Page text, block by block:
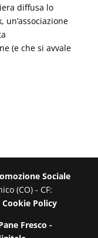
diffusa lo
un’associazione
(e che si avvale
Sociale
(CO) - CF:
Cookie Policy
Fresco -